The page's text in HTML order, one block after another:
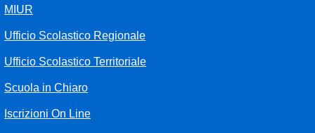
MIUR
Ufficio Scolastico Regionale
Ufficio Scolastico Territoriale
Scuola in Chiaro
Iscrizioni On Line